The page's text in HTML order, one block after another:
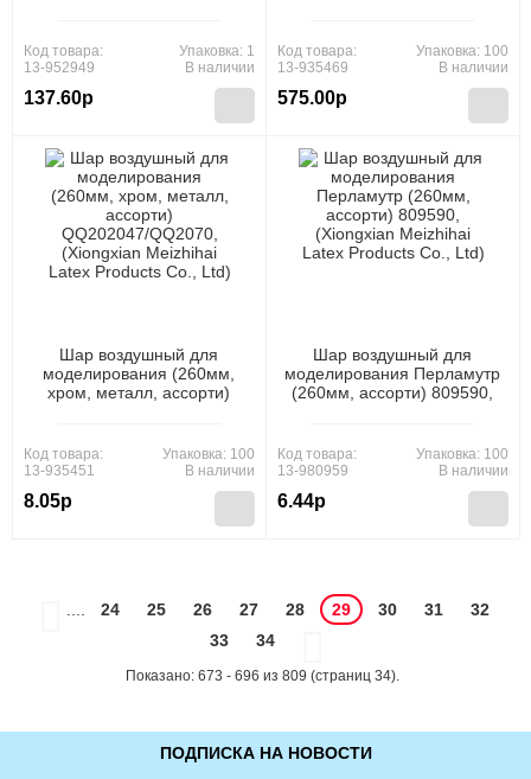
Код товара:
13-952949
137.60р
Упаковка: 1
В наличии
(Xiongxian Meizhihai Latex
Products Co., Ltd)
Код товара:
13-935469
575.00р
Упаковка: 100
В наличии
Шар воздушный для
моделирования (260мм,
хром, металл, ассорти)
Products Co., Ltd)
Код товара:
13-935451
8.05р
Упаковка: 100
В наличии
Шар воздушный для
моделирования Перламутр
(260мм, ассорти) 809590,
Код товара:
13-980959
6.44р
Упаковка: 100
В наличии
24 25 26 27 28 29 30 31
32
33
34
Показано: 673 - 696 из 809 (страниц 34).
ПОДПИСКА НА НОВОСТИ